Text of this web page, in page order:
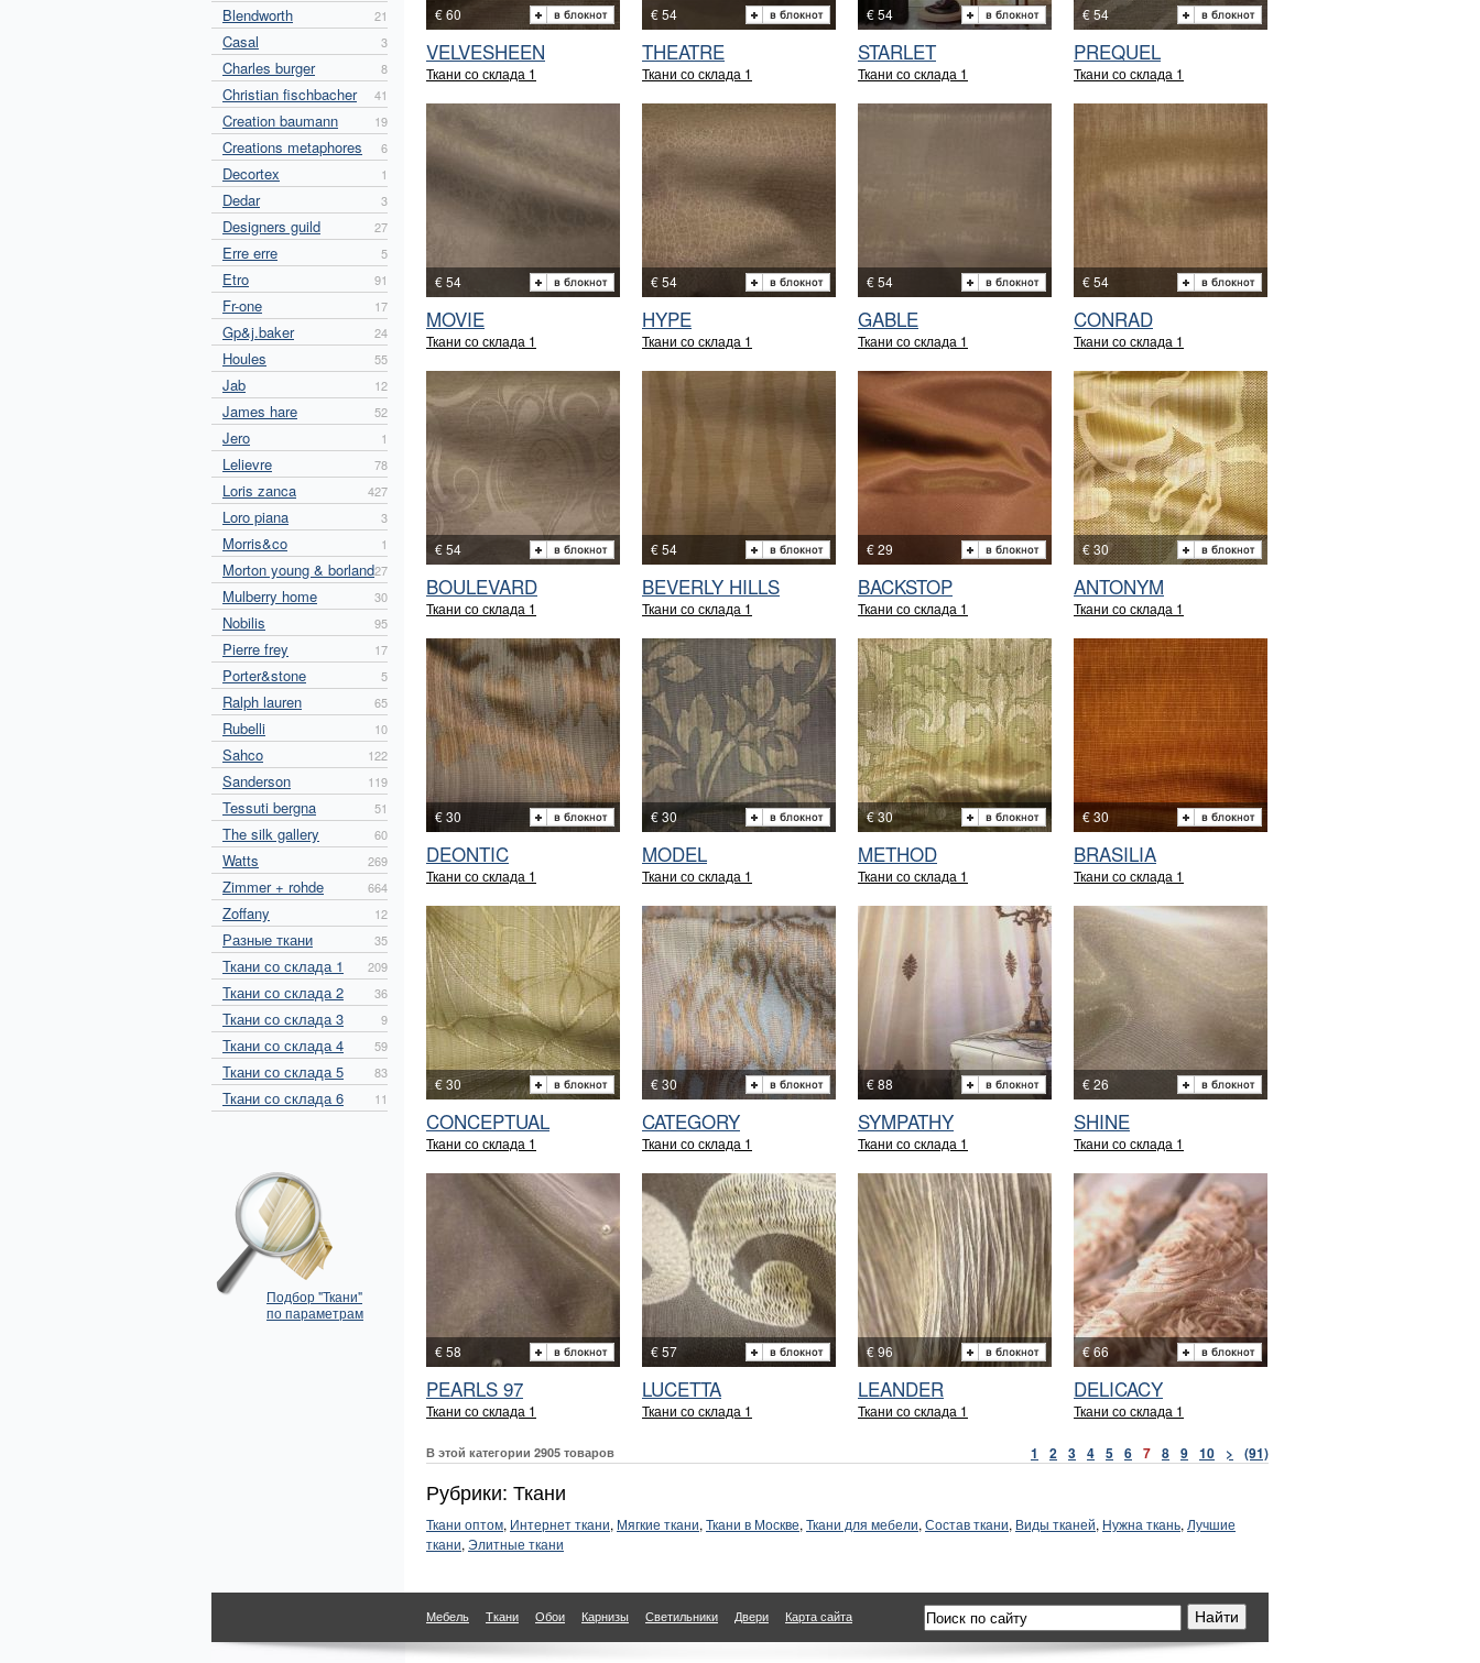
Blendworth 21
Casal 3
Charles burger 8
Christian fischbacher 41
Creation baumann 19
Creations metaphores 6
Decortex 1
Dedar 3
Designers guild 27
Erre erre 5
Etro 91
Fr-one 17
Gp&j.baker 24
Houles 55
Jab 12
James hare 52
Jero 1
Lelievre 78
Loris zanca 427
Loro piana 3
Morris&co 1
Morton young & borland27
Mulberry home 30
Nobilis 95
Pierre frey 17
Porter&stone 5
Ralph lauren 65
Rubelli 10
Sahco 122
Sanderson 119
Tessuti bergna 51
The silk gallery 60
Watts 269
Zimmer + rohde 664
Zoffany 12
Разные ткани 35
Ткани со склада 1 209
Ткани со склада 2 36
Ткани со склада 3 9
Ткани со склада 4 59
Ткани со склада 5 83
Ткани со склада 6 11
Подбор "Ткани"
по параметрам
€ 60
VELVESHEEN
Ткани со склада 1
€ 54
THEATRE
Ткани со склада 1
€ 54
STARLET
Ткани со склада 1
€ 54
PREQUEL
Ткани со склада 1
€ 54
MOVIE
Ткани со склада 1
€ 54
HYPE
Ткани со склада 1
€ 54
GABLE
Ткани со склада 1
€ 54
CONRAD
Ткани со склада 1
€ 54
BOULEVARD
Ткани со склада 1
€ 54
BEVERLY HILLS
Ткани со склада 1
€ 29
BACKSTOP
Ткани со склада 1
€ 30
ANTONYM
Ткани со склада 1
€ 30
DEONTIC
Ткани со склада 1
€ 30
MODEL
Ткани со склада 1
€ 30
METHOD
Ткани со склада 1
€ 30
BRASILIA
Ткани со склада 1
€ 30
CONCEPTUAL
Ткани со склада 1
€ 30
CATEGORY
Ткани со склада 1
€ 88
SYMPATHY
Ткани со склада 1
€ 26
SHINE
Ткани со склада 1
€ 58
PEARLS 97
Ткани со склада 1
€ 57
LUCETTA
Ткани со склада 1
€ 96
LEANDER
Ткани со склада 1
€ 66
DELICACY
Ткани со склада 1
В этой категории 2905 товаров 1 2 3 4 5 6 7 8 9 10 > (91)
Рубрики: Ткани
Ткани оптом, Интернет ткани, Мягкие ткани, Ткани в Москве, Ткани для мебели, Состав ткани, Виды тканей, Нужна ткань, Лучшие
ткани, Элитные ткани
Мебель Ткани Обои Карнизы Светильники Двери Карта сайта